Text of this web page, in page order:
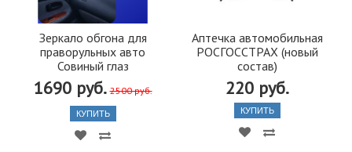
Зеркало обгона для
праворульных авто
Совиный глаз
1690 руб. 2500 руб.
КУПИТЬ
Аптечка автомобильная
РОСГОССТРАХ (новый
состав)
220 руб.
КУПИТЬ